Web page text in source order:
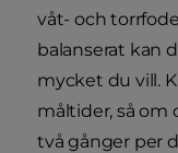
våt- och
balanserat kan
mycket du vill.
måltider, så om
två gånger per